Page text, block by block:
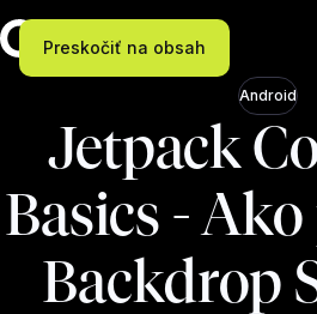
Preskočiť na obsah
Android
Jetpack
Basics -
Backdrop